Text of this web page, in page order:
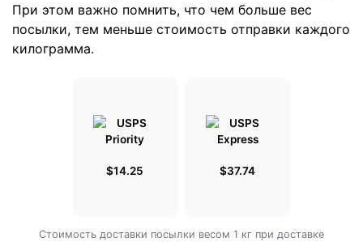
При этом важно помнить, что чем больше вес
посылки, тем меньше стоимость отправки каждого
килограмма.
$14.25 $37.74
Cтоимость доставки посылки весом 1 кг при доставке